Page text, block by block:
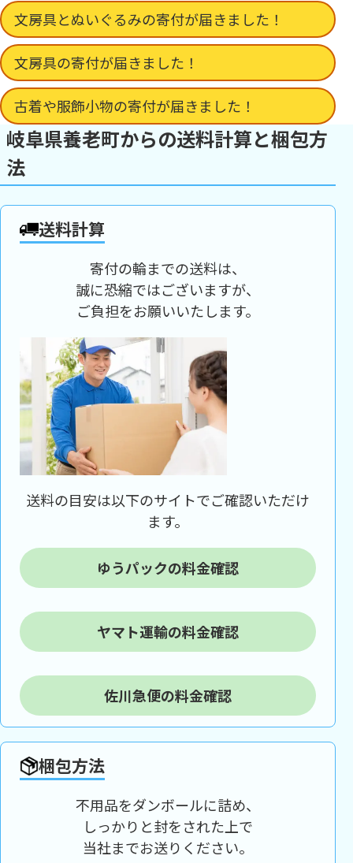
文房具とぬいぐるみの寄付が届きました！
文房具の寄付が届きました！
古着や服飾小物の寄付が届きました！
岐阜県養老町からの送料計算と梱包方
法
送料計算
寄付の輪までの送料は、
誠に恐縮ではございますが、
ご負担をお願いいたします。
送料の目安は以下のサイトでご確認いただけ
ます。
ゆうパックの料金確認
ヤマト運輸の料金確認
佐川急便の料金確認
梱包方法
不用品をダンボールに詰め、
しっかりと封をされた上で
当社までお送りください。